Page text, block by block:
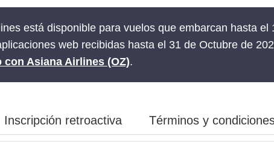
está disponible para vuelos que embarcan hasta el
web recibidas hasta el 31 de Octubre de
Asiana Airlines (OZ).
Inscripción retroactiva Términos y